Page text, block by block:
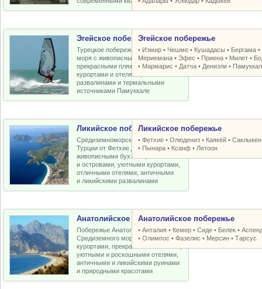
Эгейское побережье
Турецкое побережье Эгейского
моря с живописными бухтами,
прекрасными пляжами, отличными
курортами и отелями, античными
развалинами и термальными
источниками Памуккале
Эгейское побережье
• Измир • Чешме • Кушадасы • Бергама •
Мериемана •Эфес • Приена • Милет •
• Мармарис • Датча • Денизли •
Ликийское побережье
Средиземноморское побережье
Турции от Фетхие до Кемера с
живописными бухтами, пляжами
и островами, уютными курортами,
отличными отелями, античными
и ликийскими развалинами
Ликийское побережье
•Фетхие •Олюдениз • Каякёй •
• Пынара • Ксанф • Летоон
Анатолийское побережье
Побережье Анатолийской бухты
Средиземного моря с отличными
курортами, прекрасными пляжами,
уютными и роскошными отелями,
античными и ликийскими руинами
и природными красотами
Анатолийское побережье
•Анталия • Кемер •Сиде • Белек •
•Олимпос •Фазелис • Мерсин •Тарсус